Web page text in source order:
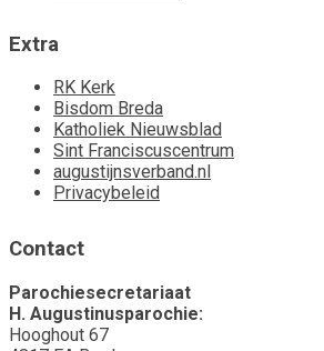
Extra
RK Kerk
Bisdom Breda
Katholiek Nieuwsblad
Sint Franciscuscentrum
augustijnsverband.nl
Privacybeleid
Contact
Parochiesecretariaat
H. Augustinusparochie:
Hooghout 67